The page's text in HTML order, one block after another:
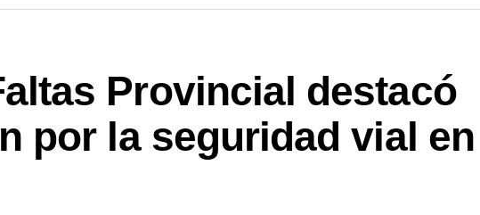
Provincial destacó
por la seguridad vial en